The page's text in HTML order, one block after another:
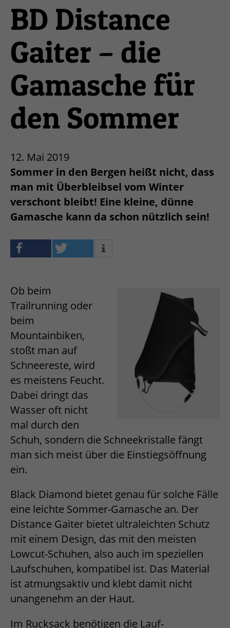
BD Distance
Gaiter – die
Gamasche für
den Sommer
12. Mai 2019
Sommer in den Bergen heißt nicht, dass
man mit Überbleibsel vom Winter
verschont bleibt! Eine kleine, dünne
Gamasche kann da schon nützlich sein!
Ob beim
Trailrunning oder
beim
Mountainbiken,
stoßt man auf
Schneereste, wird
es meistens Feucht.
Dabei dringt das
Wasser oft nicht
mal durch den
Schuh, sondern die Schneekristalle fängt
man sich meist über die Einstiegsöffnung
ein.
Black Diamond bietet genau für solche Fälle
eine leichte Sommer-Gamasche an. Der
Distance Gaiter bietet ultraleichten Schutz
mit einem Design, das mit den meisten
Lowcut-Schuhen, also auch im speziellen
Laufschuhen, kompatibel ist. Das Material
ist atmungsaktiv und klebt damit nicht
unangenehm an der Haut.
Im Rucksack benötigen die Lauf-